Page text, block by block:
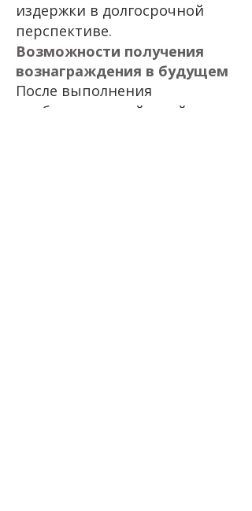
издержки в долгосрочной
перспективе.
Возможности получения
вознаграждения в будущем
После выполнения
необходимых действий по